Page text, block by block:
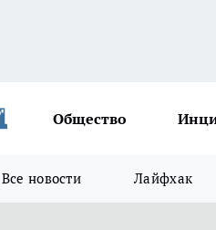
Общество
Все новости Лайфхак